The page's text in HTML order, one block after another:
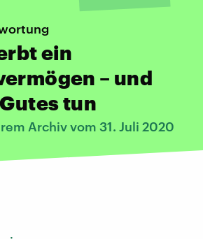
ein
– und
tun
Archiv vom 31. Juli 2020